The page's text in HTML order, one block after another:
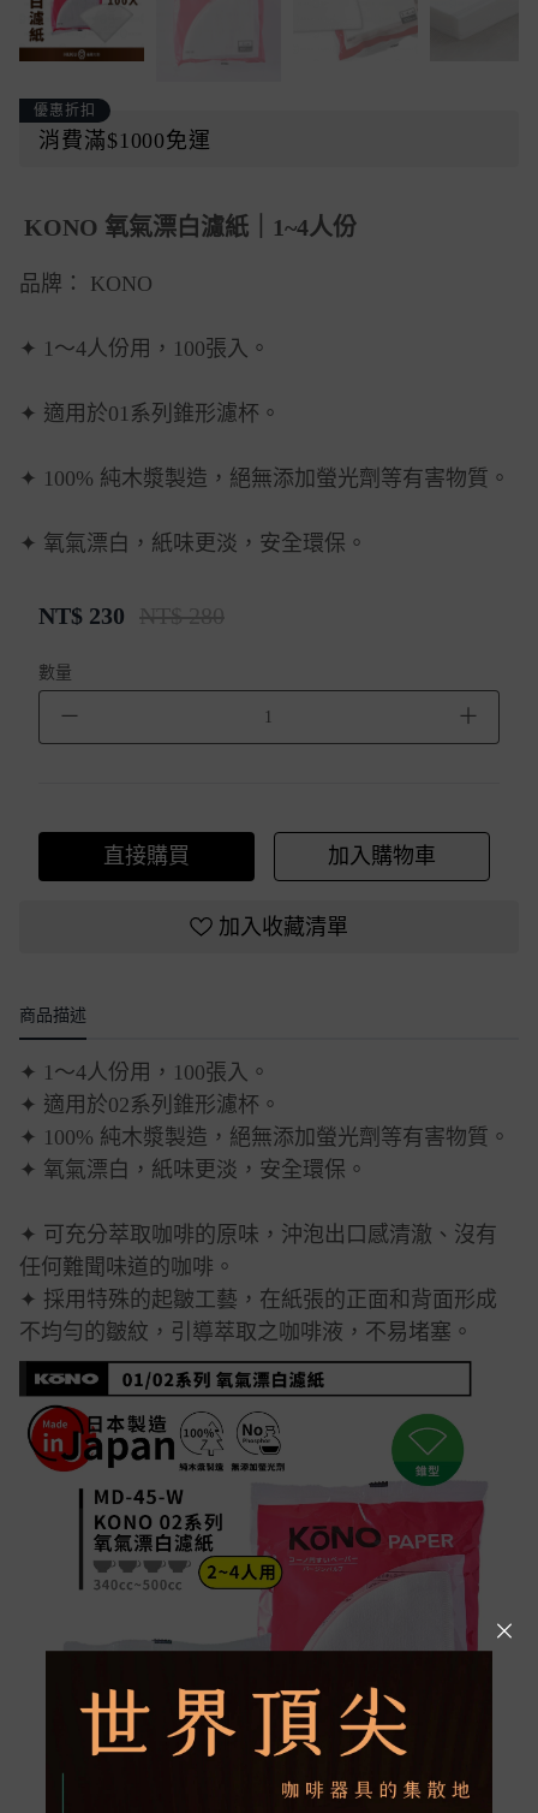
優惠折扣
消費滿$1000免運
KONO 氧氣漂白濾紙｜1~4人份
品牌： KONO
✦ 1～4人份用，100張入。
✦ 適用於01系列錐形濾杯。
✦ 100% 純木漿製造，絕無添加螢光劑等有害物質。
✦ 氧氣漂白，紙味更淡，安全環保。
NT$ 230 NT$ 280
數量
－ ＋
直接購買 加入購物車
加入收藏清單
商品描述
✦ 1～4人份用，100張入。
✦ 適用於02系列錐形濾杯。
✦ 100% 純木漿製造，絕無添加螢光劑等有害物質。
✦ 氧氣漂白，紙味更淡，安全環保。
✦ 可充分萃取咖啡的原味，沖泡出口感清澈、沒有
任何難聞味道的咖啡。
✦ 採用特殊的起皺工藝，在紙張的正面和背面形成
不均勻的皺紋，引導萃取之咖啡液，不易堵塞。